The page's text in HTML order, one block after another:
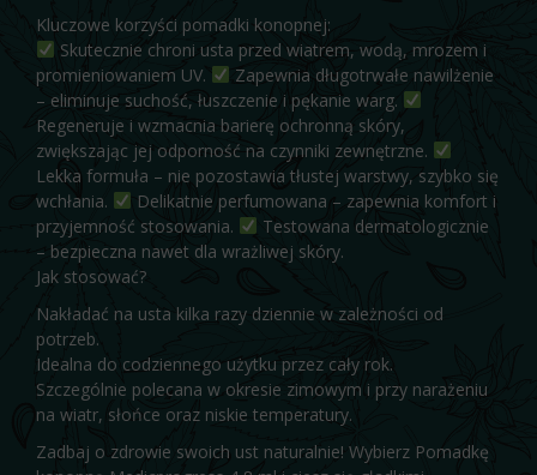
Kluczowe korzyści pomadki konopnej:
Skutecznie chroni usta przed wiatrem, wodą, mrozem i
promieniowaniem UV.
Zapewnia długotrwałe nawilżenie
– eliminuje suchość, łuszczenie i pękanie warg.
Regeneruje i wzmacnia barierę ochronną skóry,
zwiększając jej odporność na czynniki zewnętrzne.
Lekka formuła – nie pozostawia tłustej warstwy, szybko się
wchłania.
Delikatnie perfumowana – zapewnia komfort i
przyjemność stosowania.
Testowana dermatologicznie
– bezpieczna nawet dla wrażliwej skóry.
Jak stosować?
Nakładać na usta kilka razy dziennie w zależności od
potrzeb.
Idealna do codziennego użytku przez cały rok.
Szczególnie polecana w okresie zimowym i przy narażeniu
na wiatr, słońce oraz niskie temperatury.
Zadbaj o zdrowie swoich ust naturalnie! Wybierz Pomadkę